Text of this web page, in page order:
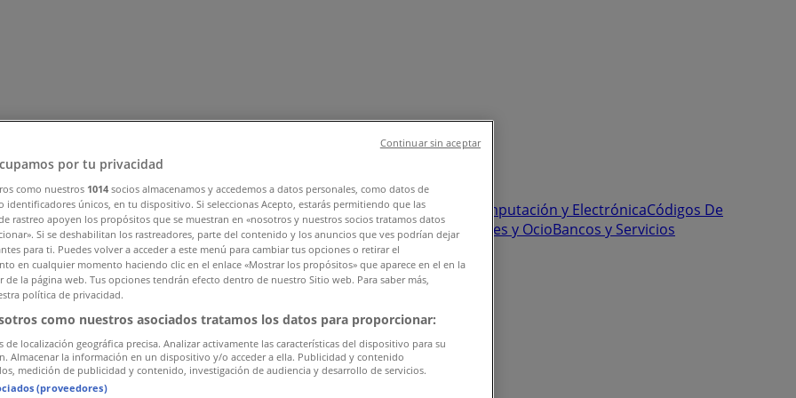
Zapatos y AccesoriosPerfumerías y BellezaFerretería y Construcción Computación y ElectrónicaCódigos De
y RepuestosDeporteJuguetes y NiñosRestaurantes y Pastelerías Viajes y OcioBancos y Servicios
por tu privacidad
como nuestros 1014 socios almacenamos y accedemos a datos personales, como datos de
identificadores únicos, en tu dispositivo. Si seleccionas Acepto, estarás permitiendo que las
rastreo apoyen los propósitos que se muestran en «nosotros y nuestros socios tratamos datos
Si se deshabilitan los rastreadores, parte del contenido y los anuncios que ves podrían dejar
para ti. Puedes volver a acceder a este menú para cambiar tus opciones o retirar el
en cualquier momento haciendo clic en el enlace «Mostrar los propósitos» que aparece en el en la
de la página web. Tus opciones tendrán efecto dentro de nuestro Sitio web. Para saber más,
política de privacidad.
como nuestros asociados tratamos los datos para proporcionar:
de localización geográfica precisa. Analizar activamente las características del dispositivo para su
Almacenar la información en un dispositivo y/o acceder a ella. Publicidad y contenido
medición de publicidad y contenido, investigación de audiencia y desarrollo de servicios.
(proveedores)
Continuar sin aceptar